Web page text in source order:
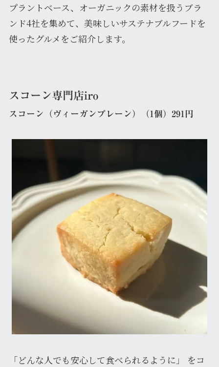
プラントベース、オーガニックの素材を扱うブラ
ンド4社を集めて、美味しいサステナブルフードを
使ったグルメをご紹介します。
スコーン専門店iro
スコーン（ヴィーガンプレーン）（1個）291円
「どんな人でも安心して食べられるように」 をコ